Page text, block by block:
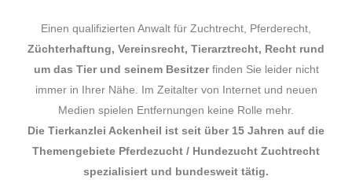
Einen qualifizierten Anwalt für Zuchtrecht, Pferderecht,
Züchterhaftung, Vereinsrecht, Tierarztrecht, Recht rund
um das Tier und seinem Besitzerfinden Sie leider nicht
immer in Ihrer Nähe. Im Zeitalter von Internet und neuen
Medien spielen Entfernungen keine Rolle mehr.
Die Tierkanzlei Ackenheil ist seit über 15 Jahren auf die
Themengebiete Pferdezucht / Hundezucht Zuchtrecht
spezialisiert und bundesweit tätig.